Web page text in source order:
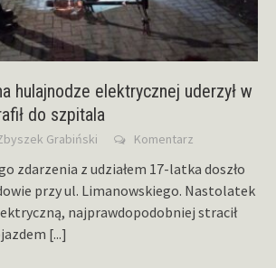
hulajnodze elektrycznej uderzył w
do szpitala
Grabiński Komentarz
zdarzenia z udziałem 17-latka doszło
przy ul. Limanowskiego. Nastolatek
najprawdopodobniej stracił
[...]